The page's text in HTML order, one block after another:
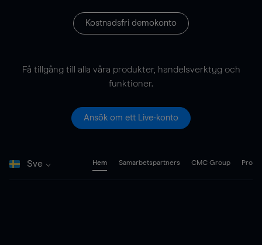
Kostnadsfri demokonto
Få tillgång till alla våra produkter, handelsverktyg och
funktioner.
Ansök om ett Live-konto
Sve Hem Samarbetspartners CMC Group Pro